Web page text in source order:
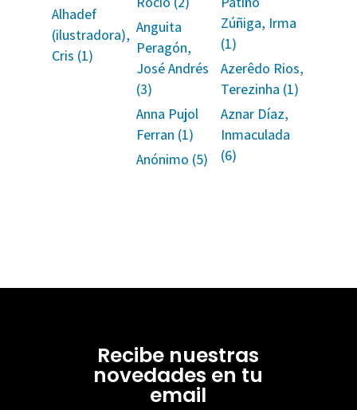
Alhadef
(ilustradora),
Cris (1)
Anguita
Peragón,
José Andrés
(3)
Anna Pujol
Ferran (1)
Anónimo (5)
Zúñiga, Irma
(1)
Azerêdo Rios,
Terezinha (1)
Aznar Díaz,
Inmaculada
(6)
Recibe nuestras
novedades en tu
email